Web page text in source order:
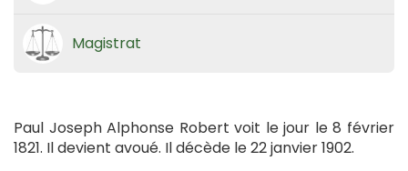
Magistrat
Paul Joseph Alphonse Robert voit le jour le 8 février
1821. Il devient avoué. Il décède le 22 janvier 1902.